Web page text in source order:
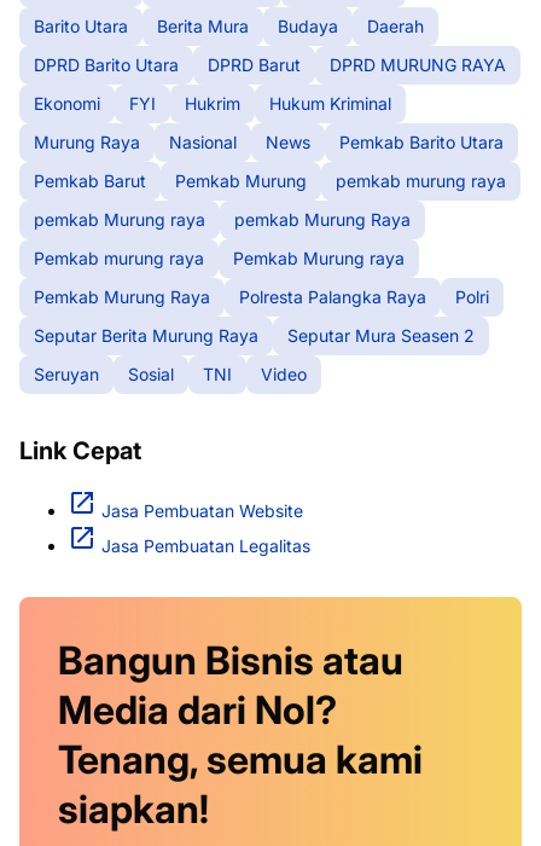
Barito Utara
Berita Mura Budaya
Daerah
DPRD Barito Utara
DPRD Barut
DPRD MURUNG RAYA
Ekonomi
FYI Hukrim
Hukum Kriminal
Murung Raya
Nasional News
Pemkab Barito Utara
Pemkab Barut
Pemkab Murung
pemkab murung raya
pemkab Murung raya
pemkab Murung Raya
Pemkab murung raya
Pemkab Murung raya
Pemkab Murung Raya
Polresta Palangka Raya
Polri
Seputar Berita Murung Raya
Seputar Mura Seasen 2
Seruyan
Sosial TNI Video
Link Cepat
Jasa Pembuatan Website
Jasa Pembuatan Legalitas
Bangun Bisnis atau
Media dari Nol?
Tenang, semua kami
siapkan!